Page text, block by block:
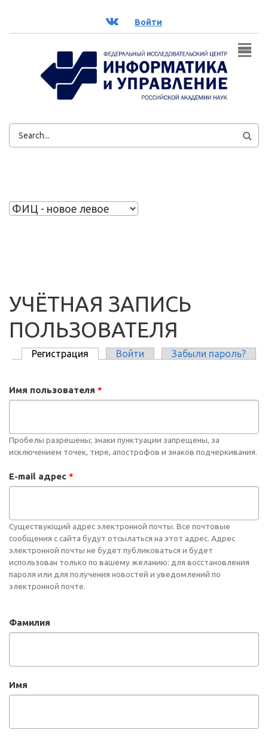
ВК Войти
ФОРМА
УЧЁТНАЯ ЗАПИСЬ
ПОЛЬЗОВАТЕЛЯ
Регистрация (активная вкладка)
Войти Забыли пароль?
Имя пользователя *
Пробелы разрешены; знаки пунктуации запрещены, за
исключением точек, тире, апострофов и знаков подчеркивания.
E-mail адрес *
Существующий адрес электронной почты. Все почтовые
сообщения с сайта будут отсылаться на этот адрес. Адрес
электронной почты не будет публиковаться и будет
использован только по вашему желанию: для восстановления
пароля или для получения новостей и уведомлений по
электронной почте.
Фамилия
Имя